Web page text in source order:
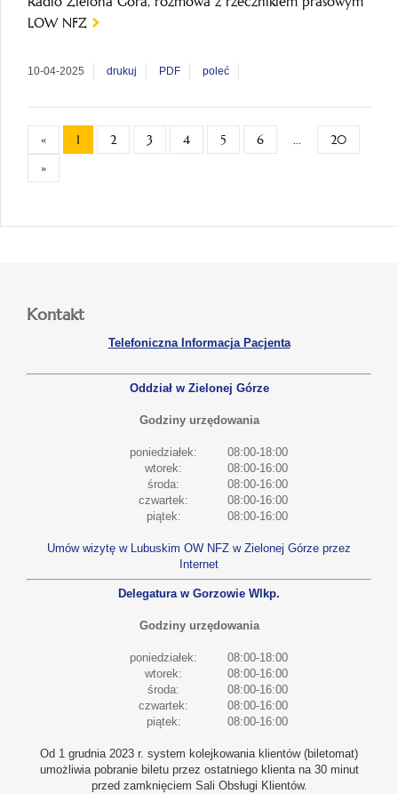
LOW NFZ
10-04-2025 drukuj PDF poleć
« 1 2 3 4 5 6
20
»
Kontakt
Telefoniczna Informacja Pacjenta
Oddział w Zielonej Górze
Godziny urzędowania
poniedziałek:
08:00-18:00
wtorek:
08:00-16:00
środa:
08:00-16:00
czwartek:
08:00-16:00
piątek:
08:00-16:00
Umów wizytę w Lubuskim OW NFZ w Zielonej Górze przez
Internet
Delegatura w Gorzowie Wlkp.
Godziny urzędowania
poniedziałek:
08:00-18:00
wtorek:
08:00-16:00
środa:
08:00-16:00
czwartek:
08:00-16:00
piątek:
08:00-16:00
Od 1 grudnia 2023 r. system kolejkowania klientów (biletomat)
umożliwia pobranie biletu przez ostatniego klienta na 30 minut
przed zamknięciem Sali Obsługi Klientów.